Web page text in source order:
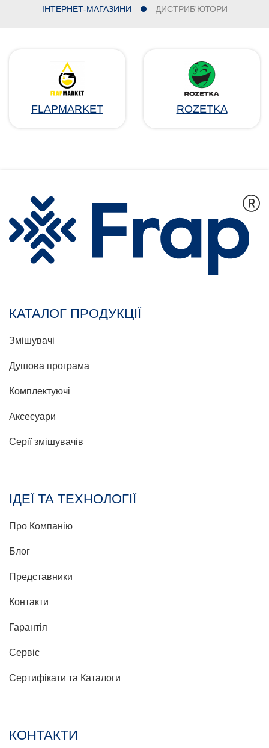
ІНТЕРНЕТ-МАГАЗИНИ ДИСТРИБ'ЮТОРИ
FLAPMARKET ROZETKA
КАТАЛОГ ПРОДУКЦІЇ
Змішувачі
Душова програма
Комплектуючі
Аксесуари
Серії змішувачів
ІДЕЇ ТА ТЕХНОЛОГІЇ
Про Компанію
Блог
Представники
Контакти
Гарантія
Сервіс
Сертифікати та Каталоги
КОНТАКТИ